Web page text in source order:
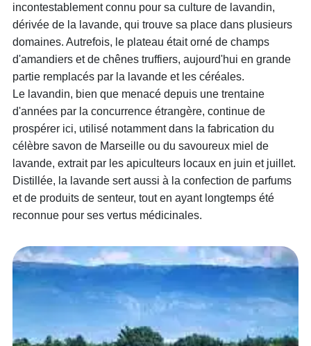
incontestablement connu pour sa culture de lavandin,
dérivée de la lavande, qui trouve sa place dans plusieurs
domaines. Autrefois, le plateau était orné de champs
d'amandiers et de chênes truffiers, aujourd'hui en grande
partie remplacés par la lavande et les céréales.
Le lavandin, bien que menacé depuis une trentaine
d'années par la concurrence étrangère, continue de
prospérer ici, utilisé notamment dans la fabrication du
célèbre savon de Marseille ou du savoureux miel de
lavande, extrait par les apiculteurs locaux en juin et juillet.
Distillée, la lavande sert aussi à la confection de parfums
et de produits de senteur, tout en ayant longtemps été
reconnue pour ses vertus médicinales.